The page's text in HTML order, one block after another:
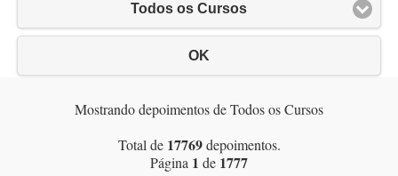
Todos os Cursos
OK
Mostrando depoimentos de Todos os Cursos
Total de 17769depoimentos.
Página 1 de 1777